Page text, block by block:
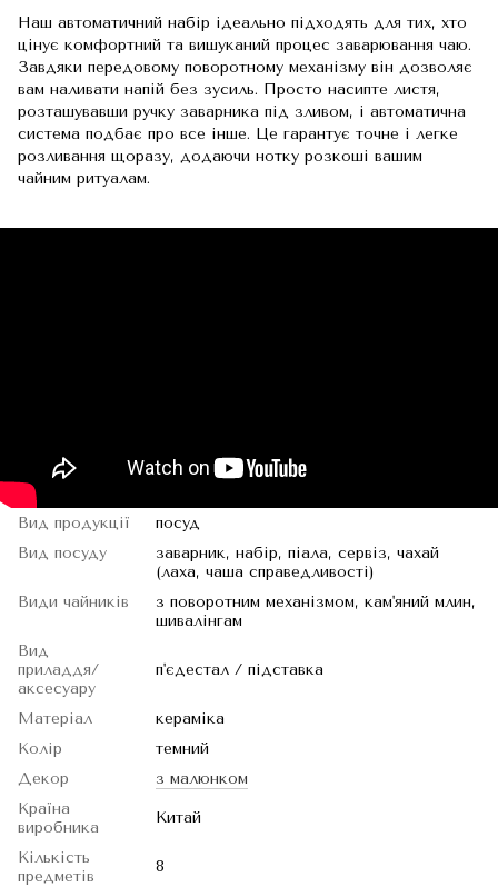
Наш автоматичний набір ідеально підходять для тих, хто
цінує комфортний та вишуканий процес заварювання чаю.
Завдяки передовому поворотному механізму він дозволяє
вам наливати напій без зусиль. Просто насипте листя,
розташувавши ручку заварника під зливом, і автоматична
система подбає про все інше. Це гарантує точне і легке
розливання щоразу, додаючи нотку розкоші вашим
чайним ритуалам.
Вид продукції
посуд
Вид посуду
заварник, набір, піала, сервіз, чахай
(лаха, чаша справедливості)
Види чайників
з поворотним механізмом, кам'яний млин,
шивалінгам
Вид
приладдя/
аксесуару
п'єдестал / підставка
Матеріал
кераміка
Колір
темний
Декор
з малюнком
Країна
виробника
Китай
Кількість
предметів
8